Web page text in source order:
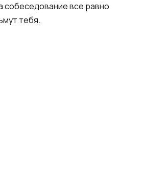
собеседование все равно
тебя.​